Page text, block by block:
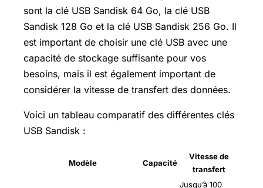
sont la clé USB Sandisk 64 Go, la clé USB
Sandisk 128 Go et la clé USB Sandisk 256 Go. Il
est important de choisir une clé USB avec une
capacité de stockage suffisante pour vos
besoins, mais il est également important de
considérer la vitesse de transfert des données.
Voici un tableau comparatif des différentes clés
USB Sandisk :
Modèle Capacité
Vitesse de
transfert
Jusqu’à 100